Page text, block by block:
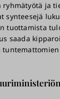
ryhmätyötä ja
synteesejä
tuottamista
saada